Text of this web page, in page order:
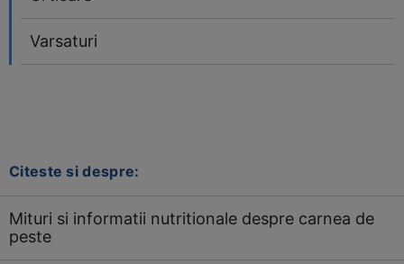
Varsaturi
Citeste si despre:
Mituri si informatii nutritionale despre carnea de
peste